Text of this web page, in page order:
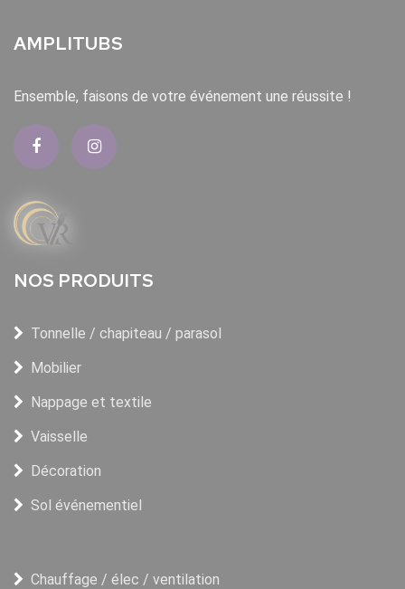
AMPLITUBS
Ensemble, faisons de votre événement une réussite !
NOS PRODUITS
Tonnelle / chapiteau / parasol
Mobilier
Nappage et textile
Vaisselle
Décoration
Sol événementiel
Chauffage / élec / ventilation